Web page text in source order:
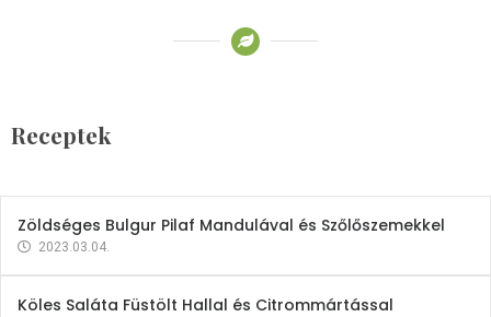
Receptek
2023.03.06.
Zöldséges Bulgur Pilaf Mandulával és Szőlőszemekkel
2023.03.04.
Köles Saláta Füstölt Hallal és Citrommártással